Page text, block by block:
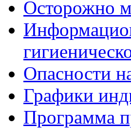
Осторожно
Опасности
Графики
Программа